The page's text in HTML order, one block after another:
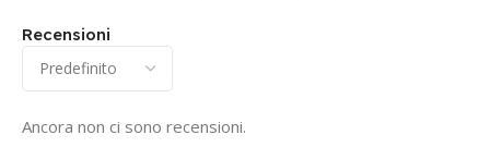
Recensioni
Ancora non ci sono recensioni.